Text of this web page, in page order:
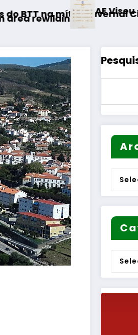
Cidade da Guarda
– Campeonato da 2.ª
Arquivo